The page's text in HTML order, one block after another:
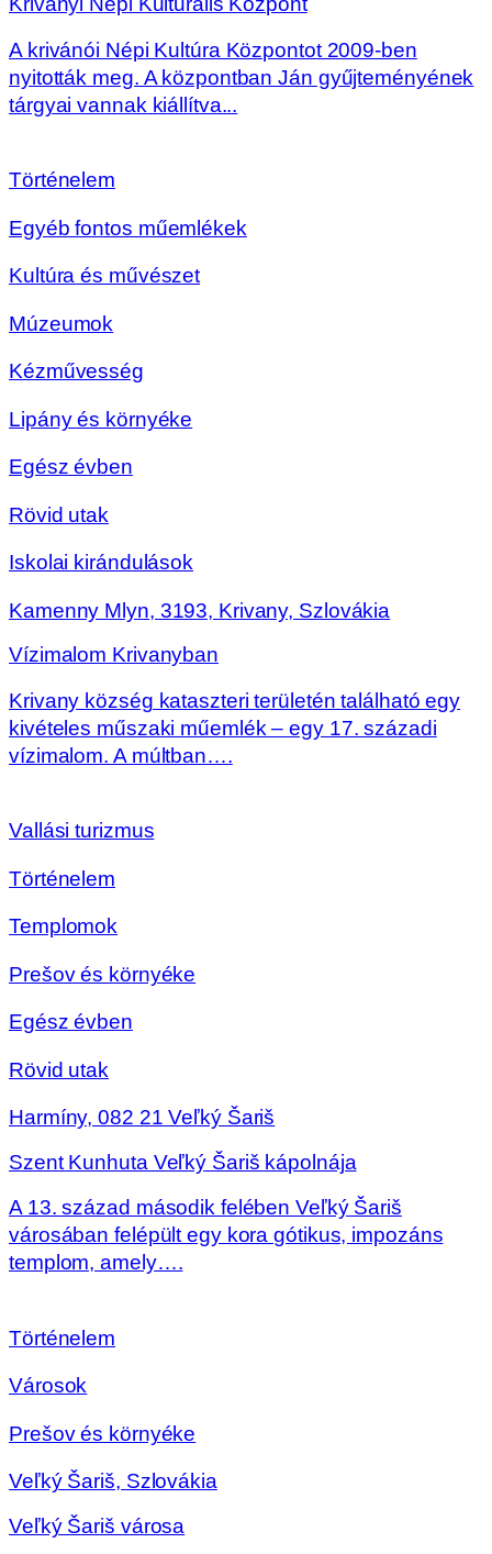
A krivánói Népi Kultúra Központot 2009-ben
nyitották meg. A központban Ján gyűjteményének
tárgyai vannak kiállítva...
Történelem
Egyéb fontos műemlékek
Kultúra és művészet
Múzeumok
Kézművesség
Lipány és környéke
Egész évben
Rövid utak
Iskolai kirándulások
Kamenny Mlyn, 3193, Krivany, Szlovákia
Vízimalom Krivanyban
Krivany község kataszteri területén található egy
kivételes műszaki műemlék – egy 17. századi
vízimalom. A múltban….
Vallási turizmus
Történelem
Templomok
Prešov és környéke
Egész évben
Rövid utak
Harmíny, 082 21 Veľký Šariš
Szent Kunhuta Veľký Šariš kápolnája
A 13. század második felében Veľký Šariš
városában felépült egy kora gótikus, impozáns
templom, amely….
Történelem
Városok
Prešov és környéke
Veľký Šariš, Szlovákia
Veľký Šariš városa